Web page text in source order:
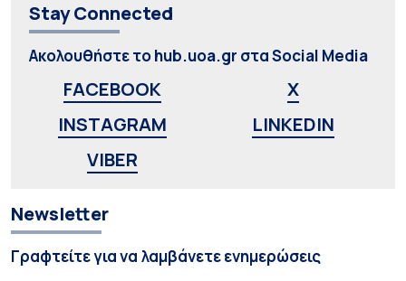
Stay Connected
Ακολουθήστε το hub.uoa.gr στα Social Media
FACEBOOK
X
INSTAGRAM
LINKEDIN
VIBER
Newsletter
Γραφτείτε για να λαμβάνετε ενημερώσεις